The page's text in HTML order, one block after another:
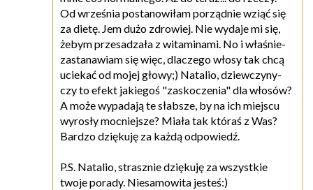
Od września postanowiłam porządnie wziąć się
za dietę. Jem dużo zdrowiej. Nie wydaje mi się,
żebym przesadzała z witaminami. No i właśnie-
zastanawiam się więc, dlaczego włosy tak chcą
uciekać od mojej głowy;) Natalio, dziewczyny-
czy to efekt jakiegoś "zaskoczenia" dla włosów?
A może wypadają te słabsze, by na ich miejscu
wyrosły mocniejsze? Miała tak któraś z Was?
Bardzo dziękuję za każdą odpowiedź.
P.S. Natalio, strasznie dziękuję za wszystkie
twoje porady. Niesamowita jesteś:)